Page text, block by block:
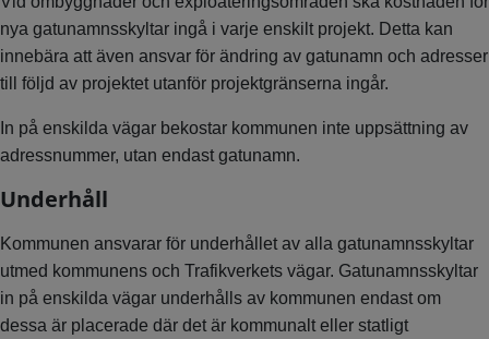
nya gatunamnsskyltar ingå i varje enskilt projekt. Detta kan
innebära att även ansvar för ändring av gatunamn och adresser
till följd av projektet utanför projektgränserna ingår.
In på enskilda vägar bekostar kommunen inte uppsättning av
adressnummer, utan endast gatunamn.
Underhåll
Kommunen ansvarar för underhållet av alla gatunamnsskyltar
utmed kommunens och Trafikverkets vägar. Gatunamnsskyltar
in på enskilda vägar underhålls av kommunen endast om
dessa är placerade där det är kommunalt eller statligt